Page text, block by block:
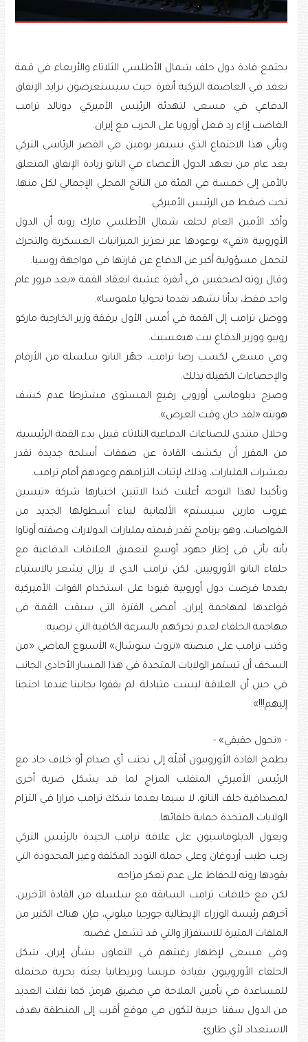
يجتمع قادة دول حلف شمال الأطلسي الثلاثاء والأربعاء في قمة
تعقد في العاصمة التركية أنقرة حيث سيستعرضون تزايد الإنفاق
الدفاعي في مسعى لتهدئة الرئيس الأميركي دونالد ترامب
الغاضب إزاء رد فعل أوروبا على الحرب مع إيران.
ويأتي هذا الاجتماع الذي يستمر يومين في القصر الرئاسي التركي
بعد عام من تعهد الدول الأعضاء في الناتو زيادة الإنفاق المتعلق
بالأمن إلى خمسة في المئة من الناتج المحلي الإجمالي لكل منها،
تحت ضغط من الرئيس الأميركي.
وأكد الأمين العام لحلف شمال الأطلسي مارك روته أن الدول
الأوروبية «تفي» بوعودها عبر تعزيز الميزانيات العسكرية والتحرك
لتحمل مسؤولية أكبر عن الدفاع عن قارتها في مواجهة روسيا.
وقال روته لصحفيين في أنقرة عشية انعقاد القمة «بعد مرور عام
واحد فقط، بدأنا نشهد تقدما تحوليا ملموسا».
ووصل ترامب إلى القمة في أمس الأول برفقة وزير الخارجية ماركو
روبيو ووزير الدفاع بيت هيغسيث.
وفي مسعى لكسب رضا ترامب، جهّز الناتو سلسلة من الأرقام
والإحصاءات الكفيلة بذلك.
وصرح دبلوماسي أوروبي رفيع المستوى مشترطا عدم كشف
هويته «لقد حان وقت العرض».
وخلال منتدى للصناعات الدفاعية الثلاثاء قبيل بدء القمة الرئيسية،
من المقرر أن يكشف القادة عن صفقات أسلحة جديدة تقدر
بعشرات المليارات، وذلك لإثبات التزامهم وعودهم أمام ترامب.
وتأكيدا لهذا التوجه، أعلنت كندا الاثنين اختيارها شركة «تيسين
غروب مارين سيستم» الألمانية لبناء أسطولها الجديد من
الغواصات، وهو برنامج تقدر قيمته بمليارات الدولارات وصفته أوتاوا
بأنه يأتي في إطار جهود أوسع لتعميق العلاقات الدفاعية مع
حلفاء الناتو الأوروبيين. لكن ترامب الذي لا يزال يشعر بالاستياء
بعدما فرضت دول أوروبية قيودا على استخدام القوات الأميركية
قواعدها لمهاجمة إيران، أمضى الفترة التي سبقت القمة في
مهاجمة الحلفاء لعدم تحركهم بالسرعة الكافية التي ترضيه.
وكتب ترامب على منصته «تروث سوشال» الأسبوع الماضي «من
السخف أن تستمر الولايات المتحدة في هذا المسار الأحادي الجانب
في حين أن العلاقة ليست متبادلة. لم يقفوا بجانبنا عندما احتجنا
إليهم!!!».
- «تحول حقيقي» -
يطمح القادة الأوروبيون أقلّه إلى تجنب أي صدام أو خلاف حاد مع
الرئيس الأميركي المتقلب المزاج لما قد يشكل ضربة أخرى
لمصداقية حلف الناتو، لا سيما بعدما شكك ترامب مرارا في التزام
الولايات المتحدة حماية حلفائها.
ويعول الدبلوماسيون على علاقة ترامب الجيدة بالرئيس التركي
رجب طيب أردوغان وعلى حملة التودد المكثفة وغير المحدودة التي
يقودها روته للحفاظ على عدم تعكر مزاجه.
لكن مع خلافات ترامب السابقة مع سلسلة من القادة الآخرين،
آخرهم رئيسة الوزراء الإيطالية جورجيا ميلوني، فإن هناك الكثير من
الملفات المثيرة للاستفزاز والتي قد تشعل غضبه.
وفي مسعى لإظهار رغبتهم في التعاون بشأن إيران، شكل
الحلفاء الأوروبيون بقيادة فرنسا وبريطانيا بعثة بحرية محتملة
للمساعدة في تأمين الملاحة في مضيق هرمز، كما نقلت العديد
من الدول سفنا حربية لتكون في موقع أقرب إلى المنطقة بهدف
الاستعداد لأي طارئ.